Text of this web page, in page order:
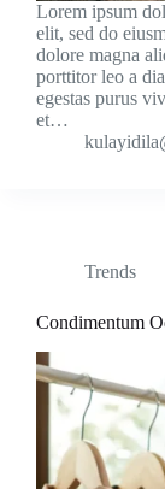
Lorem ipsum
elit, sed do
dolore magna
porttitor leo a
egestas purus
et…
Trends
Condimentum